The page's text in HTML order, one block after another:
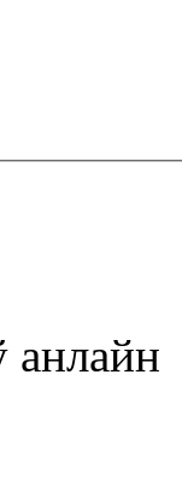
анлайн